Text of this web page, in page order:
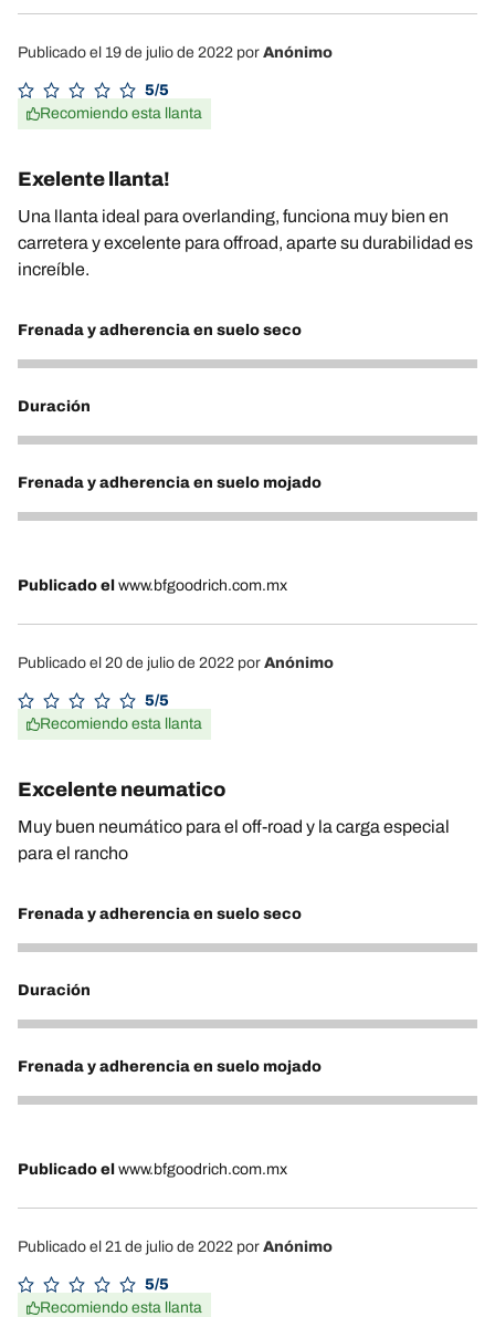
Publicado el 19 de julio de 2022 por Anónimo
5/5
Recomiendo esta llanta
Exelente llanta!
Una llanta ideal para overlanding, funciona muy bien en
carretera y excelente para offroad, aparte su durabilidad es
increíble.
Frenada y adherencia en suelo seco
5
Duración
5
Frenada y adherencia en suelo mojado
4
Publicado el www.bfgoodrich.com.mx
Publicado el 20 de julio de 2022 por Anónimo
5/5
Recomiendo esta llanta
Excelente neumatico
Muy buen neumático para el off-road y la carga especial
para el rancho
Frenada y adherencia en suelo seco
5
Duración
5
Frenada y adherencia en suelo mojado
5
Publicado el www.bfgoodrich.com.mx
Publicado el 21 de julio de 2022 por Anónimo
5/5
Recomiendo esta llanta